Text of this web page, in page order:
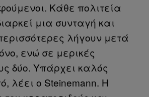
Κάθε πολιτεία
μια συνταγή και
λήγουν μετά
ενώ σε μερικές
δύο. Υπάρχει καλός
λέει ο Steinemann. Η